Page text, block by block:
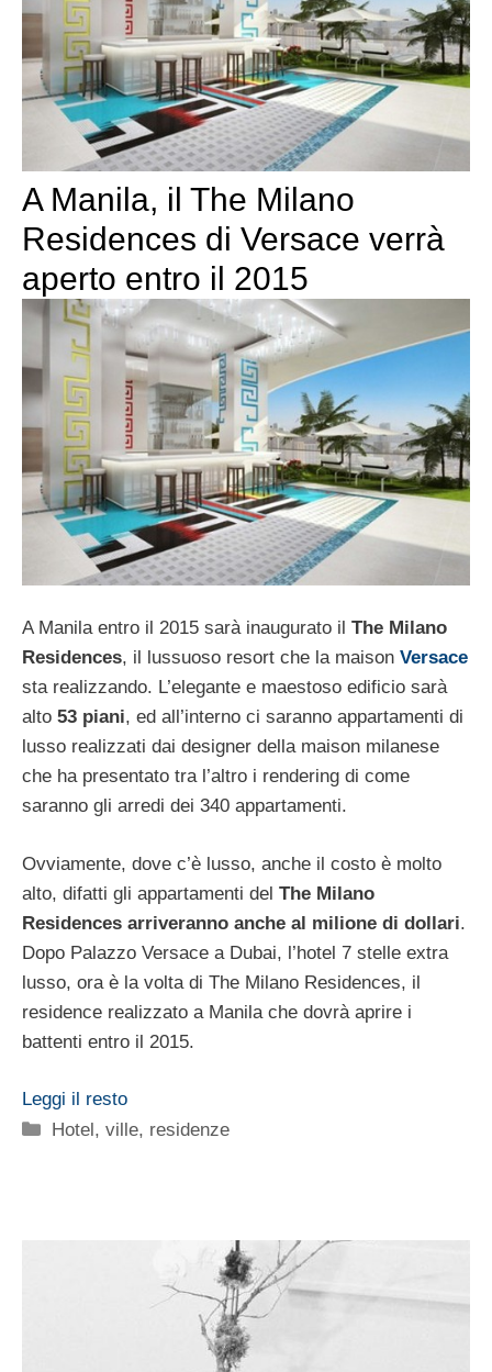
A Manila, il The Milano
Residences di Versace verrà
aperto entro il 2015
A Manila entro il 2015 sarà inaugurato il The Milano
Residences, il lussuoso resort che la maison Versace
sta realizzando. L’elegante e maestoso edificio sarà
alto 53 piani, ed all’interno ci saranno appartamenti di
lusso realizzati dai designer della maison milanese
che ha presentato tra l’altro i rendering di come
saranno gli arredi dei 340 appartamenti.
Ovviamente, dove c’è lusso, anche il costo è molto
alto, difatti gli appartamenti del The Milano
Residences arriveranno anche al milione di dollari.
Dopo Palazzo Versace a Dubai, l’hotel 7 stelle extra
lusso, ora è la volta di The Milano Residences, il
residence realizzato a Manila che dovrà aprire i
battenti entro il 2015.
Leggi il resto
Categorie
Hotel, ville, residenze